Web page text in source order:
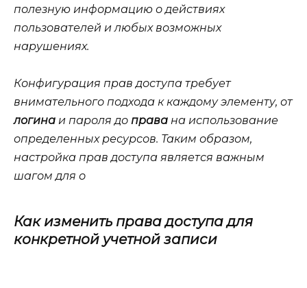
полезную информацию о действиях
пользователей и любых возможных
нарушениях.
Конфигурация прав доступа требует
внимательного подхода к каждому элементу, от
логина и пароля до права на использование
определенных ресурсов. Таким образом,
настройка прав доступа является важным
шагом для о
Как изменить права доступа для
конкретной учетной записи